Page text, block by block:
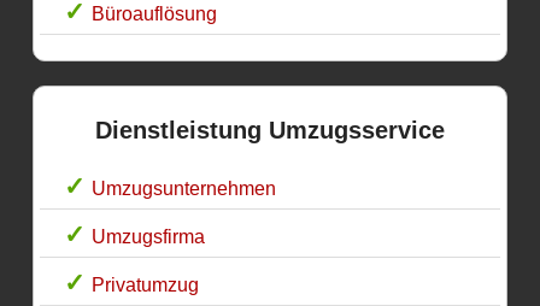
Büroauflösung
Dienstleistung Umzugsservice
Umzugsunternehmen
Umzugsfirma
Privatumzug